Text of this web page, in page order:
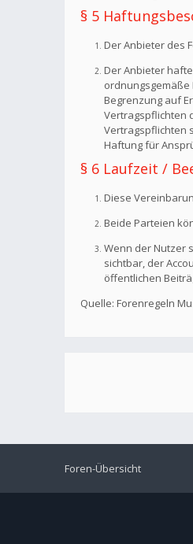
§ 5
Der Anbieter des
Der Anbieter
Begrenzung auf
Vertragspflichten
Vertragspflichten
Haftung für
§ 6 Laufzeit /
Diese
Beide Parteien
Wenn der Nutzer
sichtbar, der
öffentlichen
Quelle: Forenregeln
Foren-Übersicht